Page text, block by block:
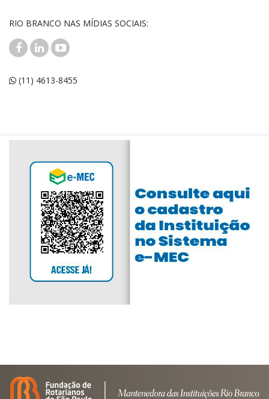
RIO BRANCO NAS MÍDIAS SOCIAIS:
(11) 4613-8455